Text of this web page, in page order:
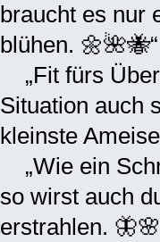
braucht es nur
blühen. 🌼🌺🐝“
„Fit fürs
Situation auch
kleinste
„Wie ein
so wirst auch
erstrahlen.